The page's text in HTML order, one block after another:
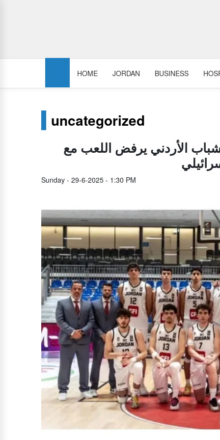
HOME JORDAN BUSINESS
uncategorized
الأردني يرفض اللعب مع
Sunday - 29-6-2025 - 1:30 PM